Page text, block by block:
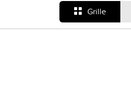
Grille